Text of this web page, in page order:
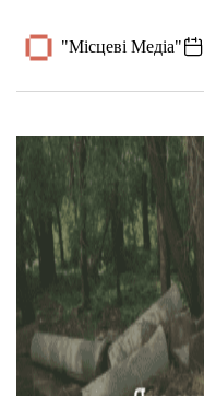
"Місцеві Медіа"